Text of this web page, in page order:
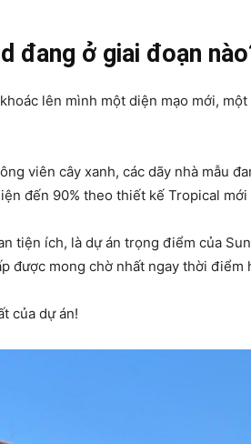
đang ở giai đoạn
lên mình một diện mạo mới,
viên cây xanh, các dãy nhà mẫu
đến 90% theo thiết kế Tropical
tiện ích, là dự án trọng điểm của
được mong chờ nhất ngay thời điểm
của dự án!